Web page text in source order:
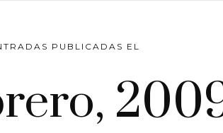
PUBLICADAS EL